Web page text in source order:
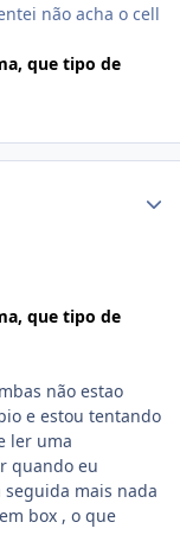
não acha o cell
que tipo de
que tipo de
não estao
e estou tentando
ler uma
quando eu
mais nada
box , o que